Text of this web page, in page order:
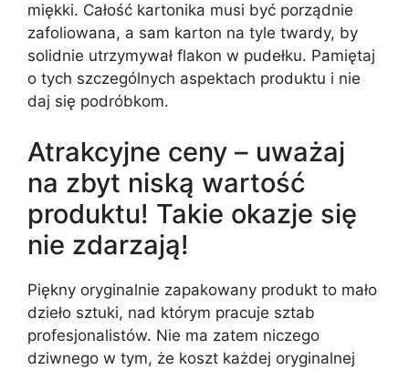
miękki. Całość kartonika musi być porządnie
zafoliowana, a sam karton na tyle twardy, by
solidnie utrzymywał flakon w pudełku. Pamiętaj
o tych szczególnych aspektach produktu i nie
daj się podróbkom.
Atrakcyjne ceny – uważaj
na zbyt niską wartość
produktu! Takie okazje się
nie zdarzają!
Piękny oryginalnie zapakowany produkt to mało
dzieło sztuki, nad którym pracuje sztab
profesjonalistów. Nie ma zatem niczego
dziwnego w tym, że koszt każdej oryginalnej